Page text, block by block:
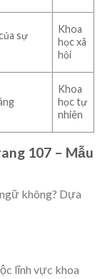
sự
Khoa
học xã
hội
Khoa
học tự
nhiên
107 – Mẫu
không? Dựa
lĩnh vực khoa